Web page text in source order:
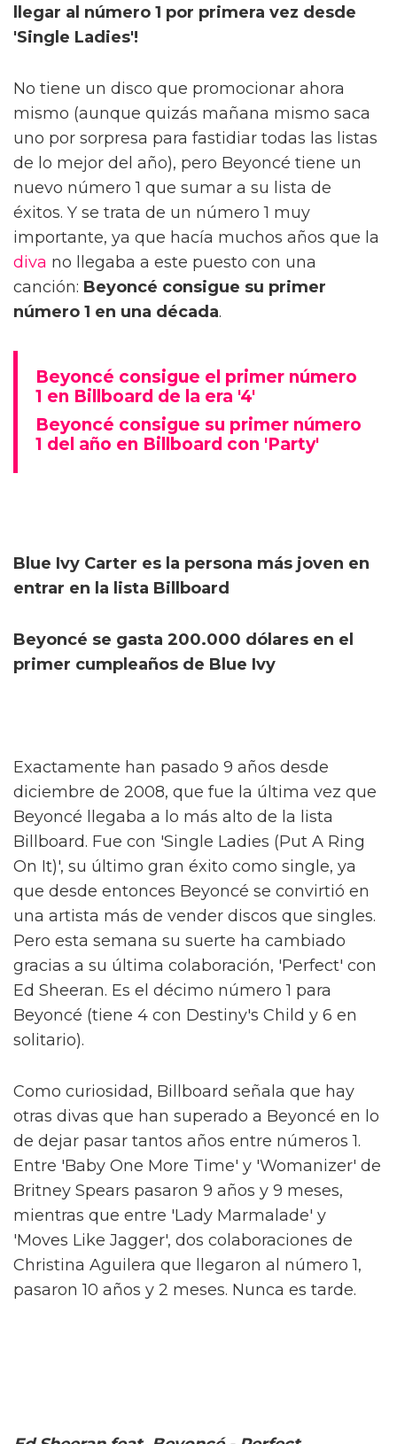
llegar al número 1 por primera vez desde
'Single Ladies'!
No tiene un disco que promocionar ahora
mismo (aunque quizás mañana mismo saca
uno por sorpresa para fastidiar todas las listas
de lo mejor del año), pero Beyoncé tiene un
nuevo número 1 que sumar a su lista de
éxitos. Y se trata de un número 1 muy
importante, ya que hacía muchos años que la
diva no llegaba a este puesto con una
canción: Beyoncé consigue su primer
número 1 en una década.
Beyoncé consigue el primer número
1 en Billboard de la era '4'
Beyoncé consigue su primer número
1 del año en Billboard con 'Party'
Blue Ivy Carter es la persona más joven en
entrar en la lista Billboard
Beyoncé se gasta 200.000 dólares en el
primer cumpleaños de Blue Ivy
Exactamente han pasado 9 años desde
diciembre de 2008, que fue la última vez que
Beyoncé llegaba a lo más alto de la lista
Billboard. Fue con 'Single Ladies (Put A Ring
On It)', su último gran éxito como single, ya
que desde entonces Beyoncé se convirtió en
una artista más de vender discos que singles.
Pero esta semana su suerte ha cambiado
gracias a su última colaboración, 'Perfect' con
Ed Sheeran. Es el décimo número 1 para
Beyoncé (tiene 4 con Destiny's Child y 6 en
solitario).
Como curiosidad, Billboard señala que hay
otras divas que han superado a Beyoncé en lo
de dejar pasar tantos años entre números 1.
Entre 'Baby One More Time' y 'Womanizer' de
Britney Spears pasaron 9 años y 9 meses,
mientras que entre 'Lady Marmalade' y
'Moves Like Jagger', dos colaboraciones de
Christina Aguilera que llegaron al número 1,
pasaron 10 años y 2 meses. Nunca es tarde.